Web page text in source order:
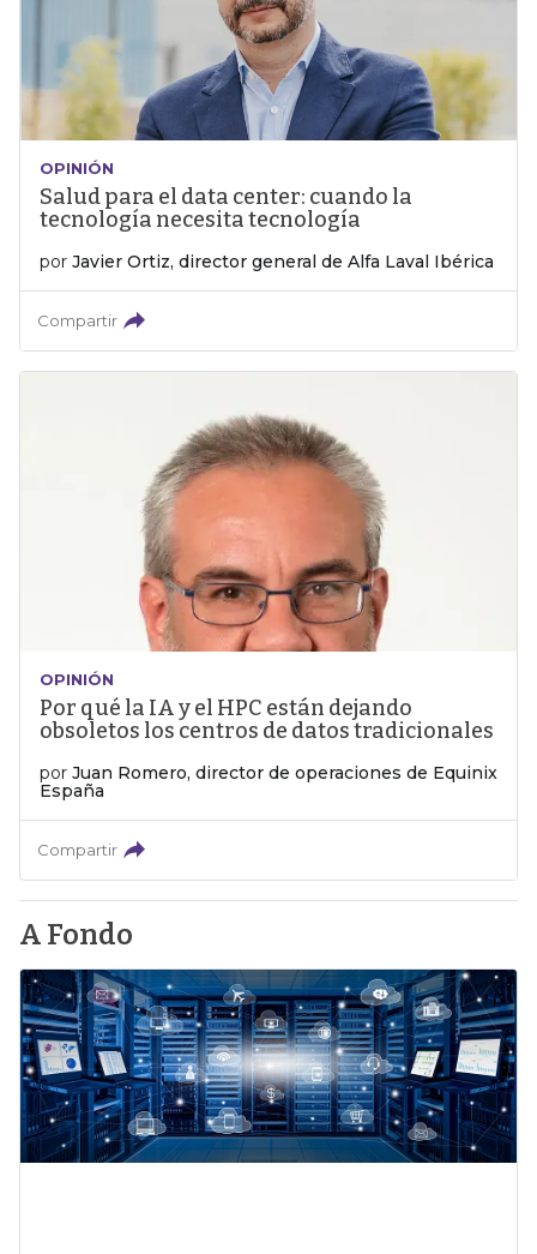
OPINIÓN
Salud para el data center: cuando la
tecnología necesita tecnología
por Javier Ortiz, director general de Alfa Laval Ibérica
Compartir
OPINIÓN
Por qué la IA y el HPC están dejando
obsoletos los centros de datos tradicionales
por Juan Romero, director de operaciones de Equinix
España
Compartir
A Fondo